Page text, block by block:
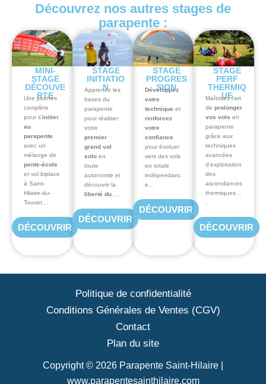
Découvrez nos autres stages de
parapente :
MINI-
STAGE
DÉCOUVE
RTE
Une journée
complète
pour s’initier
au
parapente
avec un
mélange de
pente-école
et vol biplace
à Saint-
Hilaire-du-
Touvet…
DÉCOUVRIR
STAGE
INITIATIO
N
Apprenez les
bases du
parapente
pour réaliser
votre
premier
grand vol
solo en
toute
autonomie et
découvrir la
liberté du
DÉCOUVRIR
STAGE
PROGRES
SION
Développez
votre
technique et
renforcez
votre
confiance
pour évoluer
vers des vols
en totale
indépendanc
e…
DÉCOUVRIR
STAGE
PERF
THERMIQ
UE
Maîtrisez l’art
de prolonger
vos vols en
parapente
grâce aux
techniques
avancées
d’exploitation
des
ascendances
thermiques…
DÉCOUVRIR
Politique de confidentialité
Conditions Générales de Ventes (CGV)
Contact
Plan du site
Copyright © 2026 Parapente Saint-Hilaire |
www.parapentesainthilaire.com